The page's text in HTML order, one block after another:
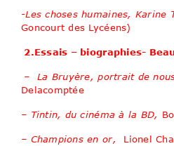
-Les choses humaines, Karine
Goncourt des Lycéens)
2.Essais – biographies-
– La Bruyère, portrait de
Delacomptée
– Tintin, du cinéma à la BD,
– Champions en or,
Lionel